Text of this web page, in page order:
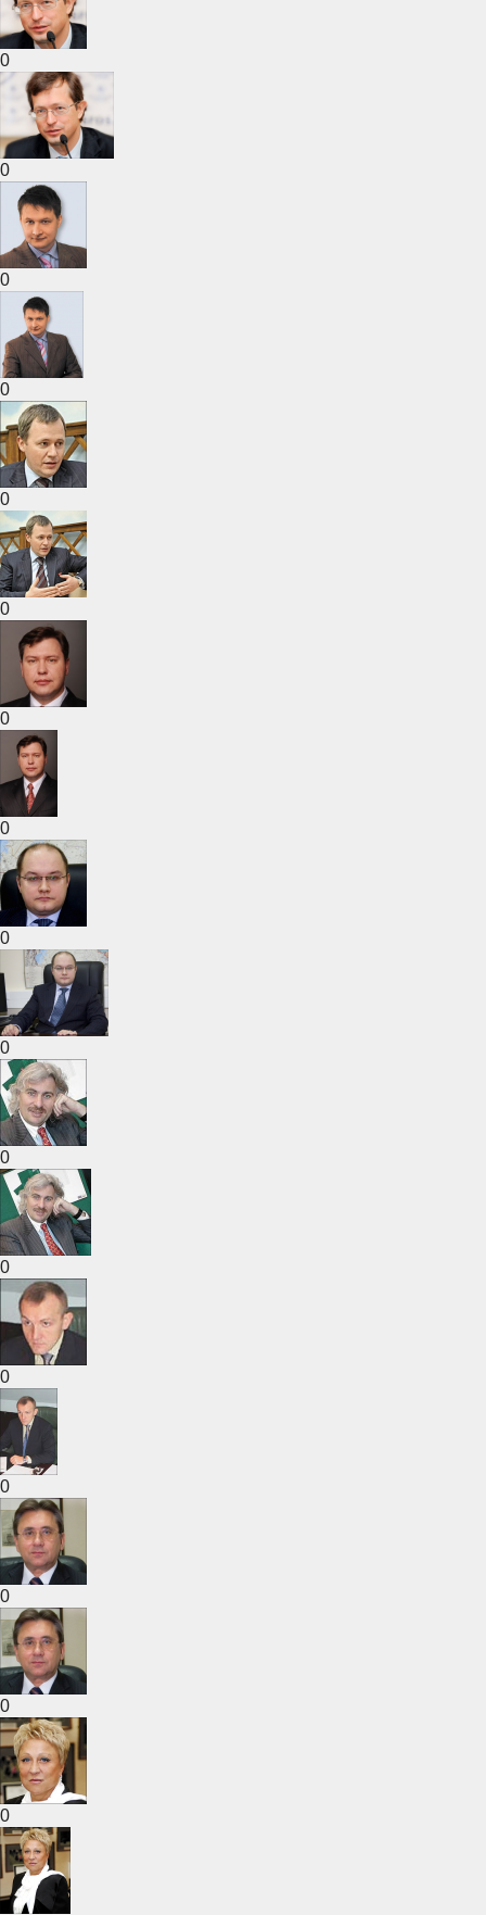
0
0
0
0
0
0
0
0
0
0
0
0
0
0
0
0
0